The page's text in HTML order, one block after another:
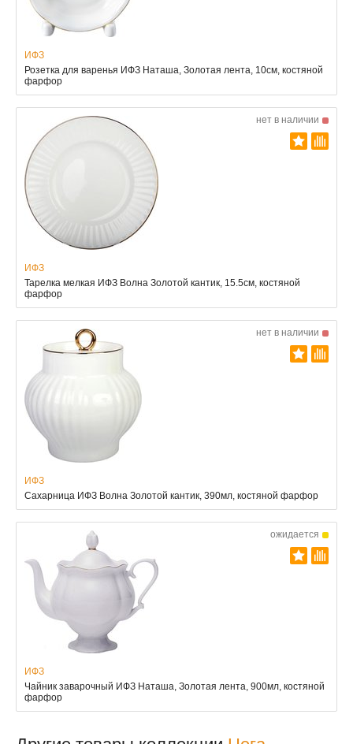
ИФЗ
Розетка для варенья ИФЗ Наташа, Золотая лента, 10см, костяной
фарфор
нет в наличии
ИФЗ
Тарелка мелкая ИФЗ Волна Золотой кантик, 15.5см, костяной
фарфор
нет в наличии
ИФЗ
Сахарница ИФЗ Волна Золотой кантик, 390мл, костяной фарфор
ожидается
ИФЗ
Чайник заварочный ИФЗ Наташа, Золотая лента, 900мл, костяной
фарфор